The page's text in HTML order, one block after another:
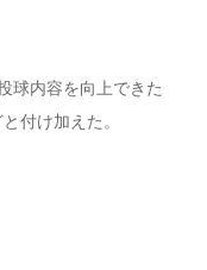
球内容を向上できた
付け加えた。